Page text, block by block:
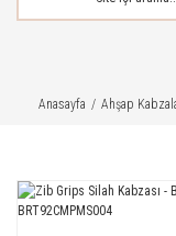
Anasayfa Ahşap